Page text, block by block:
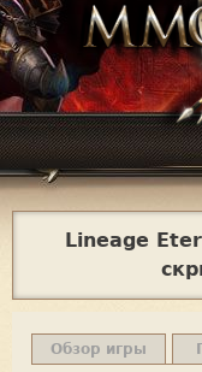
Lineage
Обзор игры